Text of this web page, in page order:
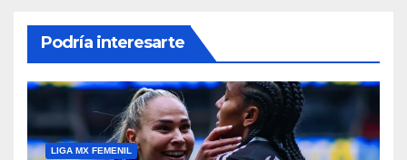
Podría interesarte
LIGA MX FEMENIL